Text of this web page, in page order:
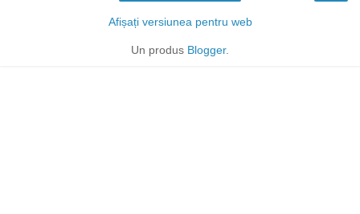
Afișați versiunea pentru web
Un produs Blogger.